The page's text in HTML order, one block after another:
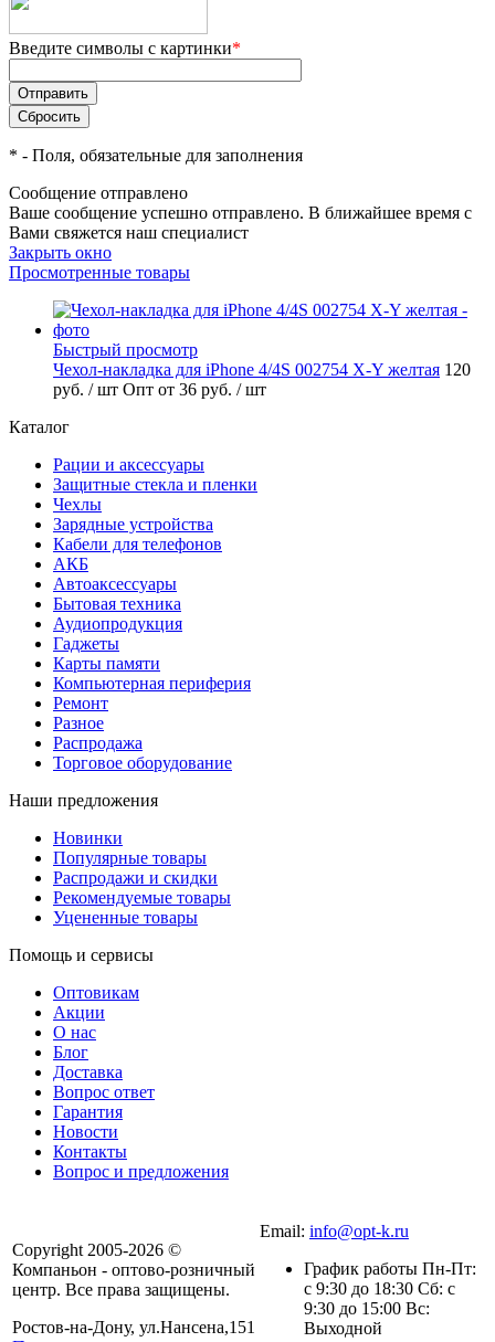
Введите символы с картинки*
* - Поля, обязательные для заполнения
Сообщение отправлено
Ваше сообщение успешно отправлено. В ближайшее время с
Вами свяжется наш специалист
Закрыть окно
Просмотренные товары
Быстрый просмотр
Чехол-накладка для iPhone 4/4S 002754 X-Y желтая 120
руб. / шт Опт от 36 руб. / шт
Каталог
Рации и аксессуары
Защитные стекла и пленки
Чехлы
Зарядные устройства
Кабели для телефонов
АКБ
Автоаксессуары
Бытовая техника
Аудиопродукция
Гаджеты
Карты памяти
Компьютерная периферия
Ремонт
Разное
Распродажа
Торговое оборудование
Наши предложения
Новинки
Популярные товары
Распродажи и скидки
Рекомендуемые товары
Уцененные товары
Помощь и сервисы
Оптовикам
Акции
О нас
Блог
Доставка
Вопрос ответ
Гарантия
Новости
Контакты
Вопрос и предложения
Copyright 2005-2026 ©
Компаньон - оптово-розничный
центр. Все права защищены.
Ростов-на-Дону, ул.Нансена,151
Email: info@opt-k.ru
График работы Пн-Пт:
с 9:30 до 18:30 Сб: с
9:30 до 15:00 Вс:
Выходной